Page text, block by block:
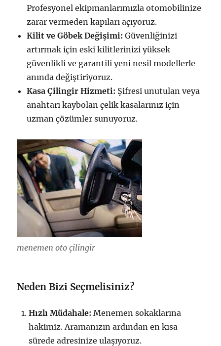
Profesyonel ekipmanlarımızla otomobilinize
zarar vermeden kapıları açıyoruz.
Kilit ve Göbek Değişimi: Güvenliğinizi
artırmak için eski kilitlerinizi yüksek
güvenlikli ve garantili yeni nesil modellerle
anında değiştiriyoruz.
Kasa Çilingir Hizmeti: Şifresi unutulan veya
anahtarı kaybolan çelik kasalarınız için
uzman çözümler sunuyoruz.
menemen oto çilingir
Neden Bizi Seçmelisiniz?
Hızlı Müdahale: Menemen sokaklarına
hakimiz. Aramanızın ardından en kısa
sürede adresinize ulaşıyoruz.